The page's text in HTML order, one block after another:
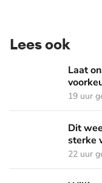
Lees ook
Laat ons wetenLaat
19 uur
Dit weekend in
Dit
sterke
22 uur